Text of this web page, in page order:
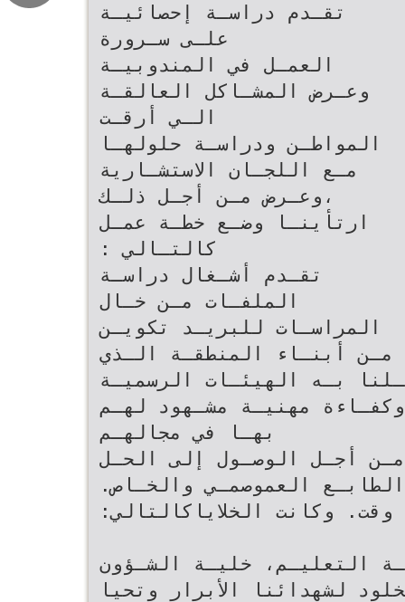
تقـدم دراسـة إحصائيـة
علـى سـرورة‬
‫العمـل في المندوبيـة
وعـرض المشـاكل العالقـة
الـي أرقـت‬
‫المواطـن ودراسـة حلولهـا
،‬وعـرض‬ ‫مـن أجـل ذلـك
ارتأينـا وضـع خطـة عمـل
كالتـالي ‪:‬‬
‫تقـدم أشـغال دراسـة
الملفـات مـن خـال
المراسـات للبريـد‬ ‫تكويـن
أبنـاء المنطقـة الـذي‬
بـه الهيئـات الرسميـة
مهنيـة مشـهود لهـم
بهـا في مجالهـم‬
مـن أجـل الوصـول إلى الحـل‬
‫ذات الطابـع العموصمـي والخـاص‪.‬‬ ‫الممكن بأقرب طريق
وأسـرع وقت‪ .‬وكانت الخلاياكالتالي‪:‬‬
‫خليـة الصحـة‪ ،‬خليـة التعليـم‪ ،‬خليـة الشـؤون
والخلود لشهدائنا الأبرار وتحيا